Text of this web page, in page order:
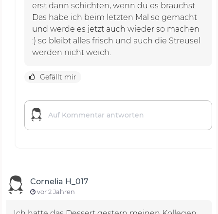
erst dann schichten, wenn du es brauchst.
Das habe ich beim letzten Mal so gemacht
und werde es jetzt auch wieder so machen
:) so bleibt alles frisch und auch die Streusel
werden nicht weich.
Gefällt mir
Cornelia H_017
vor 2 Jahren